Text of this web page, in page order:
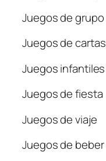
Juegos de grupo
Juegos de cartas
Juegos infantiles
Juegos de fiesta
Juegos de viaje
Juegos de beber